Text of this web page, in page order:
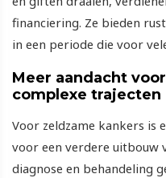
financiering. Ze bieden
in een periode die voor
Meer aandacht
complexe trajecten
Voor zeldzame kankers is
voor een verdere uitbouw
diagnose en behandeling